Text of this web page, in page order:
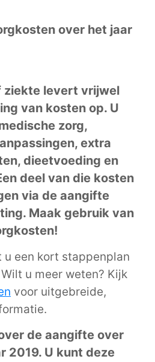
over het jaar
ziekte levert vrijwel
van kosten op. U
zorg,
extra
dieetvoeding en
deel van die kosten
via de aangifte
Maak gebruik van
een kort stappenplan
u meer weten? Kijk
voor uitgebreide,
de aangifte over
2019. U kunt deze